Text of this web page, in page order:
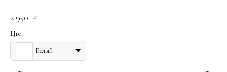
2 950 ₽
Цвет
Белый